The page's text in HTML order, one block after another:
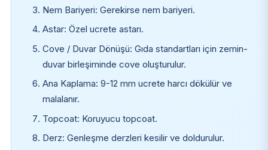
Nem Bariyeri: Gerekirse nem bariyeri.
Astar: Özel ucrete astarı.
Cove / Duvar Dönüşü: Gıda standartları için zemin-
duvar birleşiminde cove oluşturulur.
Ana Kaplama: 9-12 mm ucrete harcı dökülür ve
malalanır.
Topcoat: Koruyucu topcoat.
Derz: Genleşme derzleri kesilir ve doldurulur.